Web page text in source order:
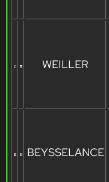
WEILLER
BEYSSELANCE